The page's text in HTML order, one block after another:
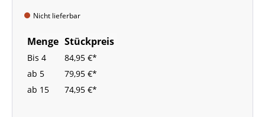
Nicht lieferbar
Menge Stückpreis
Bis 4
84,95 €*
ab 5
79,95 €*
ab 15 74,95 €*